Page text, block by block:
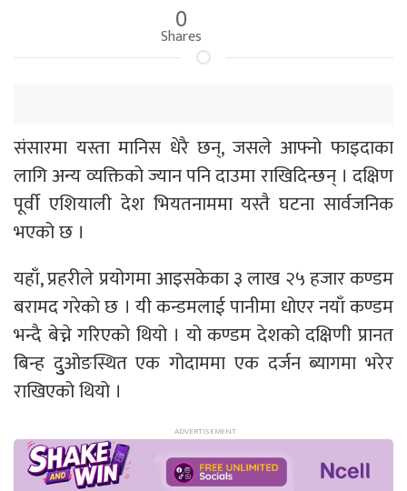
0
Shares
संसारमा यस्ता मानिस धेरै छन्, जसले आफ्नो फाइदाका
लागि अन्य व्यक्तिको ज्यान पनि दाउमा राखिदिन्छन् । दक्षिण
पूर्वी एशियाली देश भियतनाममा यस्तै घटना सार्वजनिक
भएको छ ।
यहाँ, प्रहरीले प्रयोगमा आइसकेका ३ लाख २५ हजार कण्डम
बरामद गरेको छ । यी कन्डमलाई पानीमा धोएर नयाँ कण्डम
भन्दै बेच्ने गरिएको थियो । यो कण्डम देशको दक्षिणी प्रानत
बिन्ह दुुओङस्थित एक गोदाममा एक दर्जन ब्यागमा भरेर
राखिएको थियो ।